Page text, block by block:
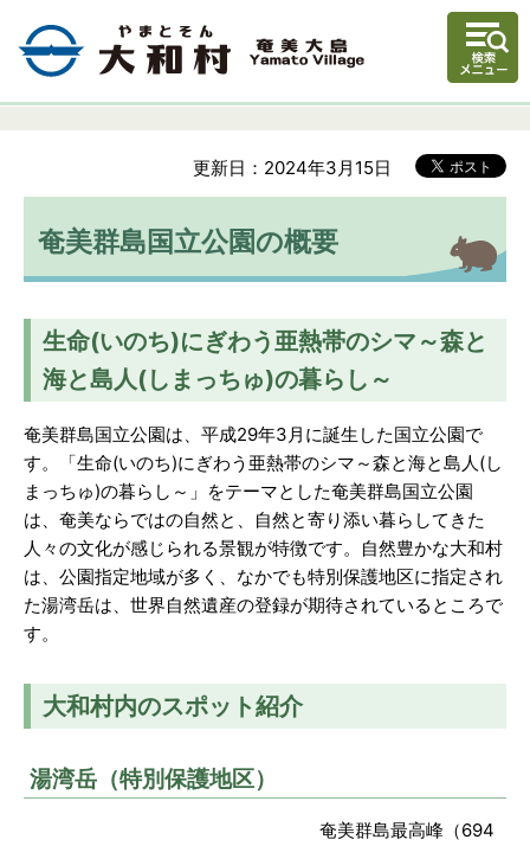
更新日：2024年3月15日
奄美群島国立公園の概要
生命(いのち)にぎわう亜熱帯のシマ～森と
海と島人(しまっちゅ)の暮らし～
奄美群島国立公園は、平成29年3月に誕生した国立公園で
す。「生命(いのち)にぎわう亜熱帯のシマ～森と海と島人(し
まっちゅ)の暮らし～」をテーマとした奄美群島国立公園
は、奄美ならではの自然と、自然と寄り添い暮らしてきた
人々の文化が感じられる景観が特徴です。自然豊かな大和村
は、公園指定地域が多く、なかでも特別保護地区に指定され
た湯湾岳は、世界自然遺産の登録が期待されているところで
す。
大和村内のスポット紹介
湯湾岳（特別保護地区）
奄美群島最高峰（694